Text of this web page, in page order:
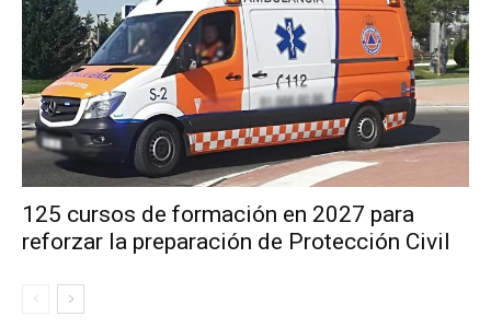
125 cursos de formación en 2027 para
reforzar la preparación de Protección Civil